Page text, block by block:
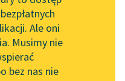
Leśmianator
Przewodnik dla piszących i
czytających
Ale oni
Musimy nie
bez nas nie
Domańska
żółtej
wysoki, za to